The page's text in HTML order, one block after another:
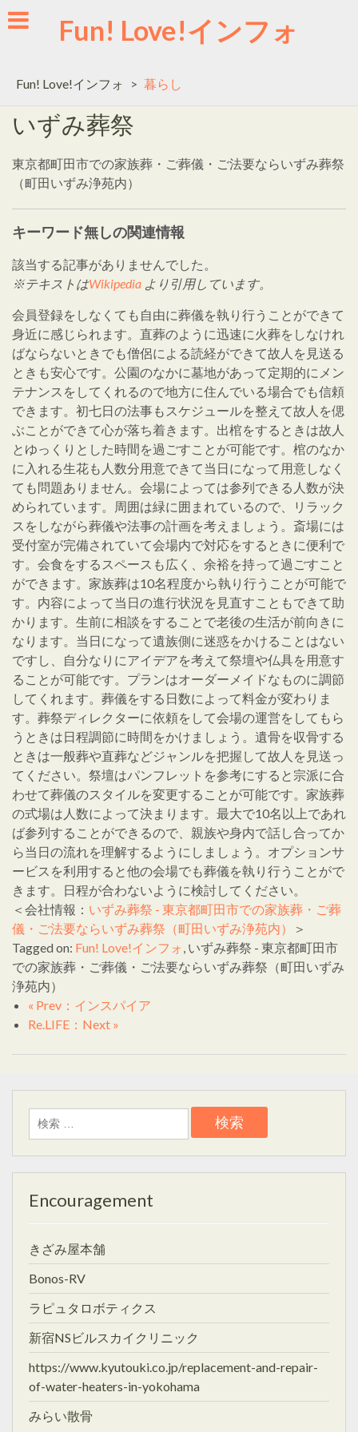
Skip
to
Fun! Love!インフォ
Fun! Love!インフォ > 暮らし
いずみ葬祭
東京都町田市での家族葬・ご葬儀・ご法要ならいずみ葬祭
（町田いずみ浄苑内）
キーワード無しの関連情報
該当する記事がありませんでした。
※テキストはWikipedia より引用しています。
会員登録をしなくても自由に葬儀を執り行うことができて
身近に感じられます。直葬のように迅速に火葬をしなけれ
ばならないときでも僧侶による読経ができて故人を見送る
ときも安心です。公園のなかに墓地があって定期的にメン
テナンスをしてくれるので地方に住んでいる場合でも信頼
できます。初七日の法事もスケジュールを整えて故人を偲
ぶことができて心が落ち着きます。出棺をするときは故人
とゆっくりとした時間を過ごすことが可能です。棺のなか
に入れる生花も人数分用意できて当日になって用意しなく
ても問題ありません。会場によっては参列できる人数が決
められています。周囲は緑に囲まれているので、リラック
スをしながら葬儀や法事の計画を考えましょう。斎場には
受付室が完備されていて会場内で対応をするときに便利で
す。会食をするスペースも広く、余裕を持って過ごすこと
ができます。家族葬は10名程度から執り行うことが可能で
す。内容によって当日の進行状況を見直すこともできて助
かります。生前に相談をすることで老後の生活が前向きに
なります。当日になって遺族側に迷惑をかけることはない
ですし、自分なりにアイデアを考えて祭壇や仏具を用意す
ることが可能です。プランはオーダーメイドなものに調節
してくれます。葬儀をする日数によって料金が変わりま
す。葬祭ディレクターに依頼をして会場の運営をしてもら
うときは日程調節に時間をかけましょう。遺骨を収骨する
ときは一般葬や直葬などジャンルを把握して故人を見送っ
てください。祭壇はパンフレットを参考にすると宗派に合
わせて葬儀のスタイルを変更することが可能です。家族葬
の式場は人数によって決まります。最大で10名以上であれ
ば参列することができるので、親族や身内で話し合ってか
ら当日の流れを理解するようにしましょう。オプションサ
ービスを利用すると他の会場でも葬儀を執り行うことがで
きます。日程が合わないように検討してください。
＜会社情報： いずみ葬祭 - 東京都町田市での家族葬・ご葬
儀・ご法要ならいずみ葬祭（町田いずみ浄苑内）
＞
Tagged on: Fun! Love!インフォ , いずみ葬祭 - 東京都町田市
での家族葬・ご葬儀・ご法要ならいずみ葬祭（町田いずみ
浄苑内）
« Prev：インスパイア
Re.LIFE：Next »
検
索:
Encouragement
きざみ屋本舗
Bonos-RV
ラピュタロボティクス
新宿NSビルスカイクリニック
https://www.kyutouki.co.jp/replacement-and-repair-
of-water-heaters-in-yokohama
みらい散骨